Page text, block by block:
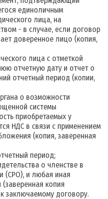
единоличным
лица, на
- в случае, если договор
доверенное лицо (копия,
лица с отметкой
отчетную дату и отчет о
отчетный период (копии,
о возможности
системы
приобретаемых у
НДС в связи с применением
(копия, заверенная
период;
о членстве в
(СРО), и любая иная
копия
заключаемому договору.